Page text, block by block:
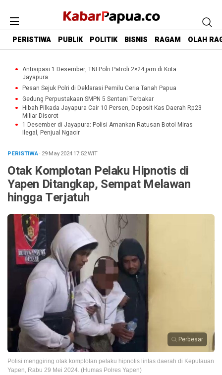
PERISTIWA PUBLIK POLITIK BISNIS RAGAM OLAH
Antisipasi 1 Desember, TNI Polri Patroli 2×24 jam di Kota
Jayapura
Pesan Sejuk Polri di Deklarasi Pemilu Ceria Tanah Papua
Gedung Perpustakaan SMPN 5 Sentani Terbakar
Hibah Pilkada Jayapura Cair 10 Persen, Deposit Kas Daerah Rp23
Miliar Disorot
1 Desember di Jayapura: Polisi Amankan Ratusan Botol Miras
Ilegal, Penjual Ngacir
PERISTIWA· 29 May 202417:52WIT
Otak Komplotan Pelaku Hipnotis di
Yapen Ditangkap, Sempat Melawan
hingga Terjatuh
Perbesar
Polisi menggiring otak komplotan pelaku hipnotis lintas daerah di Kepulauan
Yapen, Rabu 29 Mei 2024. (Humas Polres Yapen)